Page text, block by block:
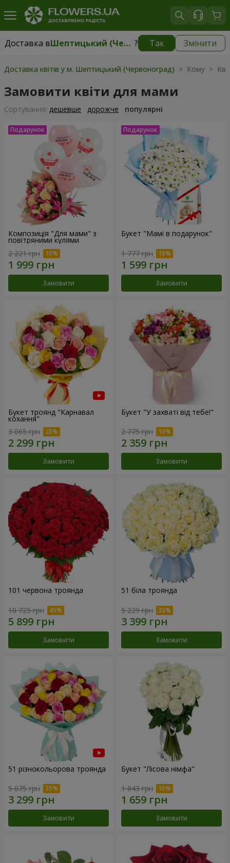
Доставка в Шептицький (Червоноград) ? Так Змінити
Доставка вШептицький (Червоноград) 1710 грн
Доставка квітів у м. Шептицький (Червоноград) > Кому >
Замовити квіти для мами
Сортування: дешевше дорожче популярні
Композиція "Для мами" з
повітряними кулями
2 221 грн
Замовити
Букет "Мамі в подарунок"
1 777 грн
Замовити
Букет троянд "Карнавал
кохання"
3 065 грн
Замовити
Букет "У захваті від тебе!"
2 775 грн
Замовити
101 червона троянда
10 725 грн
Замовити
51 біла троянда
5 229 грн
Замовити
51 різнокольорова троянда
5 075 грн
Замовити
Букет "Лісова німфа"
1 843 грн
Замовити